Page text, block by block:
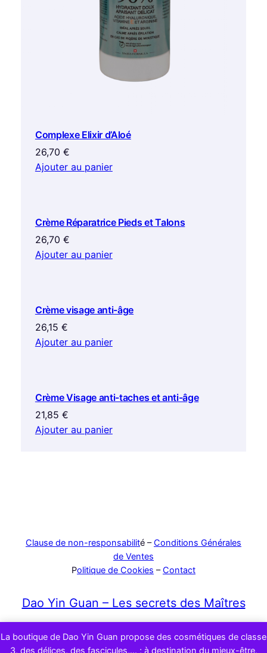
La boutique de Dao Yin Guan propose des cosmétiques de classe
Complexe Elixir d’Aloé
26,70 €
Ajouter au panier
Crème Réparatrice Pieds et Talons
26,70 €
Ajouter au panier
Crème visage anti-âge
26,15 €
Ajouter au panier
Crème Visage anti-taches et anti-âge
21,85 €
Ajouter au panier
Clause de non-responsabilité –Conditions Générales
de Ventes
Politique de Cookies –Contact
Dao Yin Guan – Les secrets des Maîtres
310 rue de Pechméja 46100 Lissac et Mouret – RCS :
322 540 360 Cahors